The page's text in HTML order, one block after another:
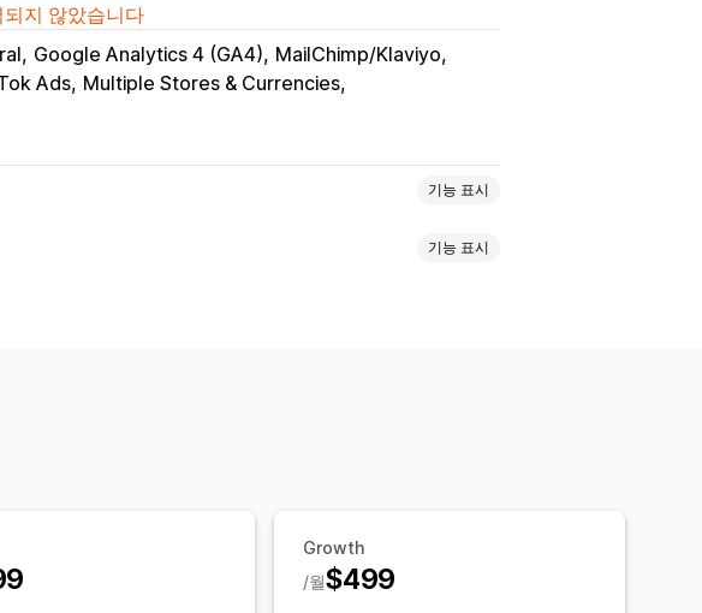
지 않았습니다
Google Analytics 4 (GA4) MailChimp/Klaviyo
Ads Multiple Stores & Currencies
기능 표시
기능 표시
Growth
$499
/월